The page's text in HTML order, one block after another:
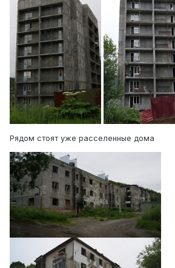
Рядом стоят уже расселенные дома